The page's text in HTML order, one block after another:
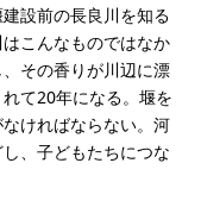
設前の長良川を知る
こんなものではなか
その香りが川辺に漂
て20年になる。堰を
ければならない。河
、子どもたちにつな